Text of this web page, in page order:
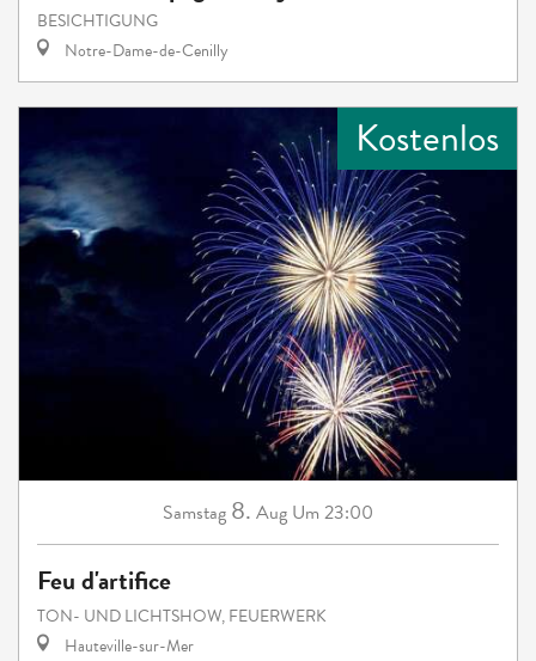
BESICHTIGUNG
Notre-Dame-de-Cenilly
Kostenlos
Samstag 8. Aug Um 23:00
Feu d'artifice
TON- UND LICHTSHOW, FEUERWERK
Hauteville-sur-Mer